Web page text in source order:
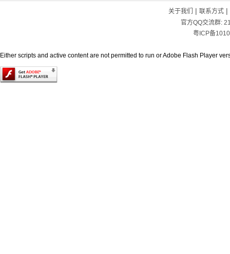
关于我们 | 联系方式|
官方QQ交流群:
粤ICP备
Either scripts and active content are not permitted to run or Adobe Flash Player